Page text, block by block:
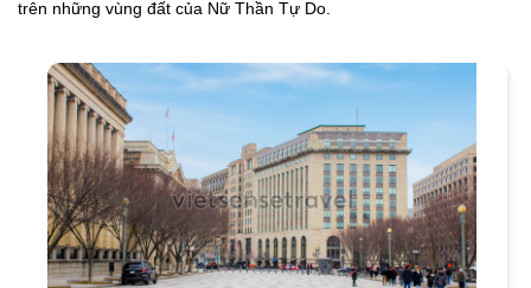
trên những vùng đất của Nữ Thần Tự Do.